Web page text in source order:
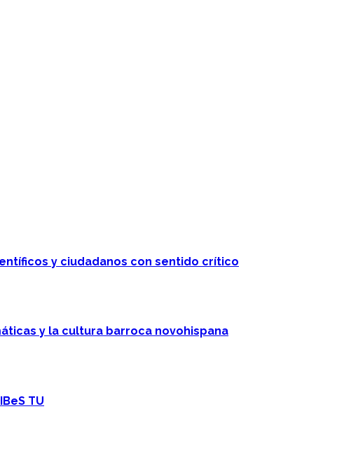
y ciudadanos con sentido crítico
y la cultura barroca novohispana
TU